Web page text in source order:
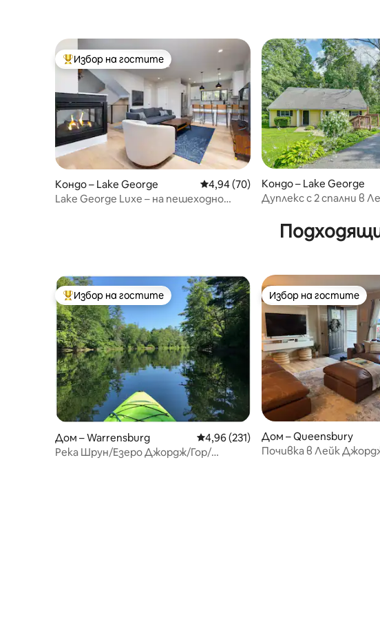
Най-популярен избор на гостите
Избор на гостите
Кондо – Lake George Средна оценка: 4,94 от 5, 70 отзива
4,94 (70)
Lake George Luxe – на пешеходно
Кондо – Lake George
Дуплекс с 2 спални в
Най-популярен избор на гостите
Избор на гостите
Дом – Warrensburg Средна оценка: 4,96 от 5, 231 отзива
4,96 (231)
Река Шрун/Езеро Джордж/Гор/
Избор на гостите
Избор на гостите
Дом – Queensbury
Почивка в Лейк